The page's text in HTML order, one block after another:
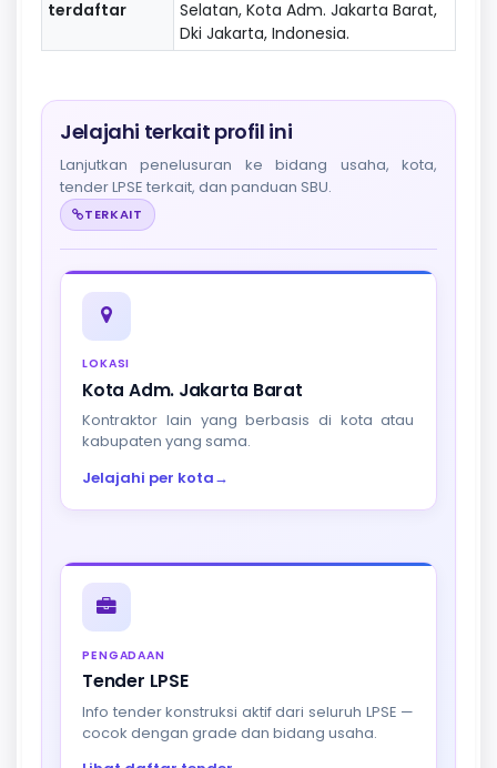
terdaftar
Selatan, Kota Adm. Jakarta Barat,
Dki Jakarta, Indonesia.
Jelajahi terkait profil ini
Lanjutkan penelusuran ke bidang usaha, kota,
tender LPSE terkait, dan panduan SBU.
TERKAIT
LOKASI
Kota Adm. Jakarta Barat
Kontraktor lain yang berbasis di kota atau
kabupaten yang sama.
Jelajahi per kota→
PENGADAAN
Tender LPSE
Info tender konstruksi aktif dari seluruh LPSE —
cocok dengan grade dan bidang usaha.